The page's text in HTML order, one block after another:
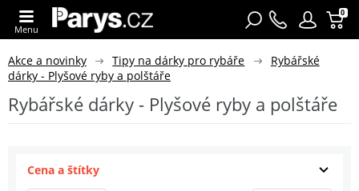
0
Menu
Akce a novinky Tipy na dárky pro rybáře
Rybářské
dárky - Plyšové ryby a polštáře
Rybářské dárky - Plyšové ryby a polštáře
Cena a štítky